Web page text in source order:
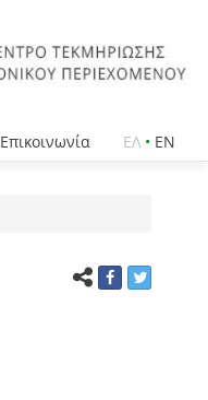
Επικοινωνία ΕΛ • EN